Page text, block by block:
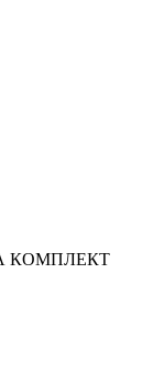
КОМПЛЕКТ